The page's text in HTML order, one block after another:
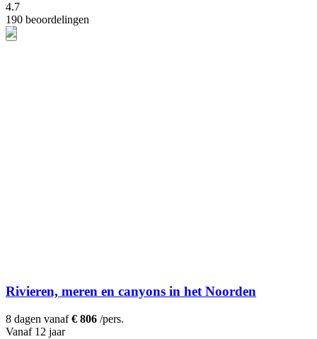
4.7
190 beoordelingen
Rivieren, meren en canyons in het Noorden
8 dagen vanaf€ 806 /pers.
Vanaf 12 jaar